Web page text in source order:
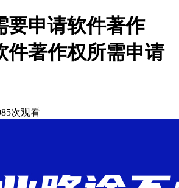
要申请软件著作
件著作权所需申请
次观看